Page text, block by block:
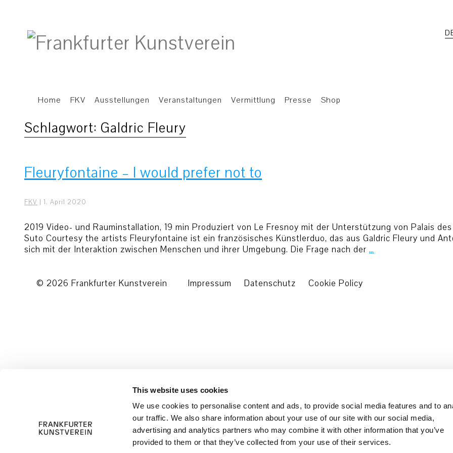
This website uses cookies
We use cookies to personalise content and ads, to provide social media features and to
our traffic. We also share information about your use of our site with our social media,
advertising and analytics partners who may combine it with other information that you’ve
provided to them or that they’ve collected from your use of their services.
Home FKV Ausstellungen Veranstaltungen Vermittlung Presse Shop
Schlagwort: Galdric Fleury
Fleuryfontaine – I would prefer not to
FKV | 1. April 2020
2019 Video- und Rauminstallation, 19 min Produziert von Le Fresnoy mit der Unterstützung von Palais
Suto Courtesy the artists Fleuryfontaine ist ein französisches Künstlerduo, das aus Galdric Fleury und
sich mit der Interaktion zwischen Menschen und ihrer Umgebung. Die Frage nach der …
© 2026 Frankfurter Kunstverein Impressum Datenschutz Cookie Policy